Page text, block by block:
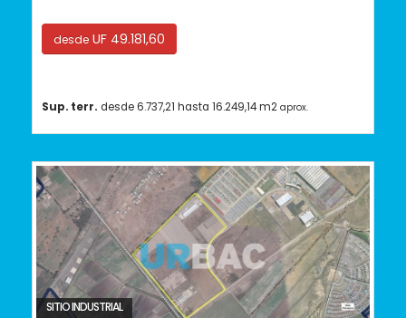
desde UF 49.181,60
Sup. terr. desde 6.737,21 hasta 16.249,14 m2 aprox.
SITIO INDUSTRIAL